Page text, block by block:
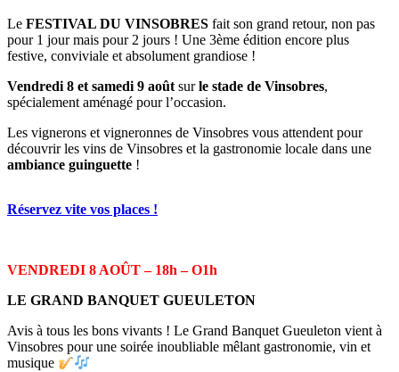
Le FESTIVAL DU VINSOBRES fait son grand retour, non pas
pour 1 jour mais pour 2 jours ! Une 3ème édition encore plus
festive, conviviale et absolument grandiose !
Vendredi 8 et samedi 9 août surle stade de Vinsobres,
spécialement aménagé pour l’occasion.
Les vignerons et vigneronnes de Vinsobres vous attendent pour
découvrir les vins de Vinsobres et la gastronomie locale dans une
ambiance guinguette !
Réservez vite vos places !
VENDREDI 8 AOÛT – 18h – O1h
LE GRAND BANQUET GUEULETON
Avis à tous les bons vivants ! Le Grand Banquet Gueuleton vient à
Vinsobres pour une soirée inoubliable mêlant gastronomie, vin et
musique